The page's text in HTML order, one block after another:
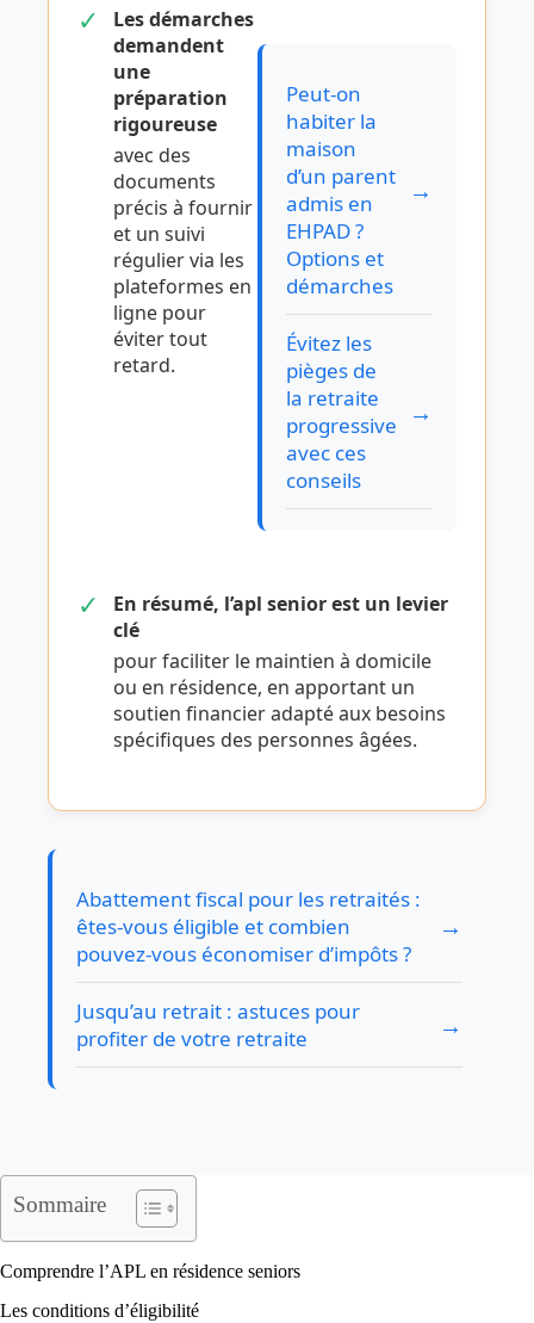
✓
Les démarches
demandent
une
préparation
rigoureuse
avec des
documents
précis à fournir
et un suivi
régulier via les
plateformes en
ligne pour
éviter tout
retard.
Peut-on
habiter la
maison
d’un parent
admis en
EHPAD ?
Options et
démarches
→
Évitez les
pièges de
la retraite
progressive
avec ces
conseils
→
✓ En résumé, l’apl seniorest un levier
clé
pour faciliter le maintien à domicile
ou en résidence, en apportant un
soutien financier adapté aux besoins
spécifiques des personnes âgées.
Abattement fiscal pour les retraités :
êtes-vous éligible et combien
pouvez-vous économiser d’impôts ?
→
Jusqu’au retrait : astuces pour
profiter de votre retraite
→
Sommaire
Comprendre l’APL en résidence seniors
Les conditions d’éligibilité